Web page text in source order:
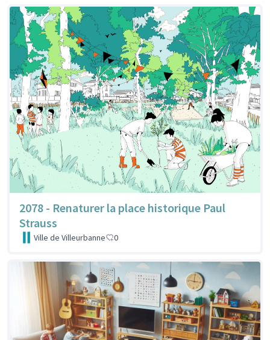
2078 - Renaturer la place historique Paul
Strauss
Ville de Villeurbanne 0